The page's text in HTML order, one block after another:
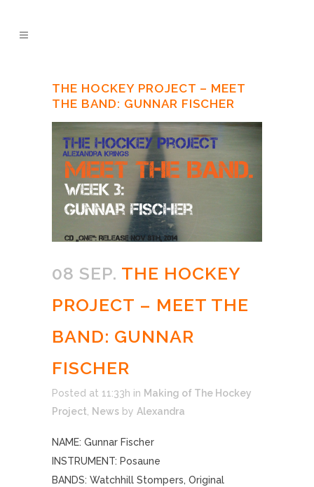
THE HOCKEY PROJECT – MEET
THE BAND: GUNNAR FISCHER
08 SEP. THE HOCKEY
PROJECT – MEET THE
BAND: GUNNAR
FISCHER
Posted at 11:33h in Making of The Hockey
Project, News by Alexandra
NAME: Gunnar Fischer
INSTRUMENT: Posaune
BANDS: Watchhill Stompers, Original